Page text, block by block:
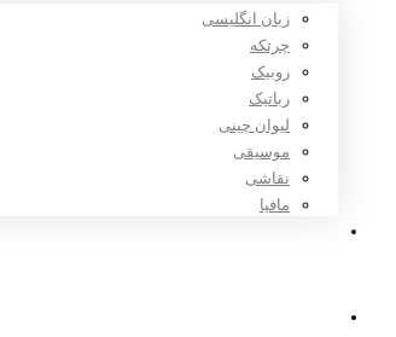
زبان انگلیسی
چرتکه
روبیک
رباتیک
لیوان چینی
موسیقی
نقاشی
مافیا